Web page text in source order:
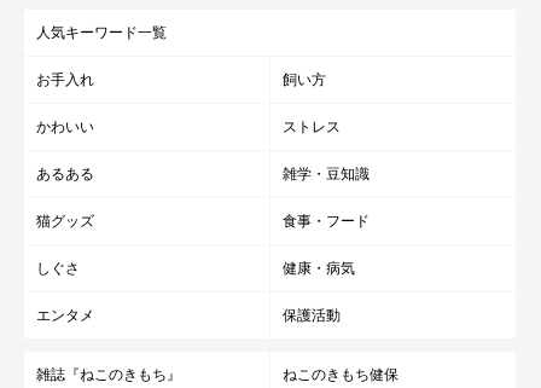
人気キーワード一覧
お手入れ 飼い方
かわいい ストレス
あるある 雑学・豆知識
猫グッズ 食事・フード
しぐさ 健康・病気
エンタメ 保護活動
雑誌『ねこのきもち』 ねこのきもち健保